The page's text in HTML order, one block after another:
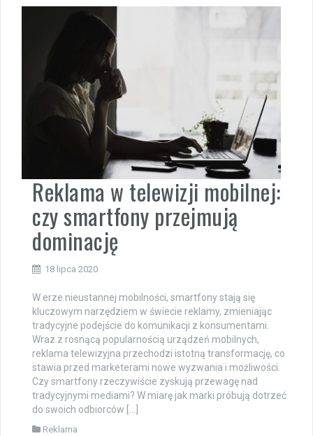
Reklama w telewizji mobilnej:
czy smartfony przejmują
dominację
18 lipca 2020
W erze nieustannej mobilności, smartfony stają się
kluczowym narzędziem w świecie reklamy, zmieniając
tradycyjne podejście do komunikacji z konsumentami.
Wraz z rosnącą popularnością urządzeń mobilnych,
reklama telewizyjna przechodzi istotną transformację, co
stawia przed marketerami nowe wyzwania i możliwości.
Czy smartfony rzeczywiście zyskują przewagę nad
tradycyjnymi mediami? W miarę jak marki próbują dotrzeć
do swoich odbiorców […]
Reklama